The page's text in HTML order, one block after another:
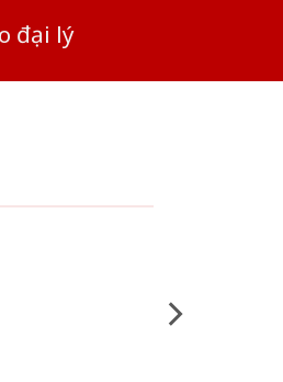
đại lý